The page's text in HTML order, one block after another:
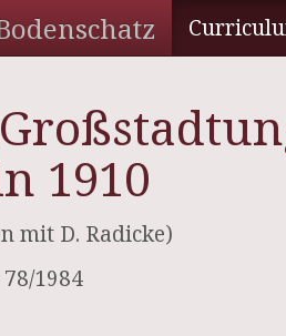
1910
mit D. Radicke)
1984